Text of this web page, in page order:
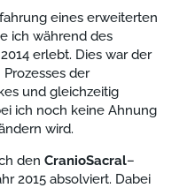
eines erweiterten
ich während des
erlebt. Dies war der
der
und gleichzeitig
ich noch keine Ahnung
wird.
den CranioSacral–
2015 absolviert. Dabei